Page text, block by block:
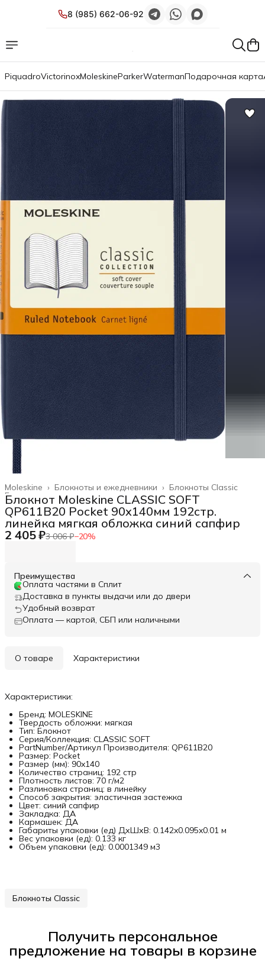
8 (985) 662-06-92
PiquadroVictorinoxMoleskineParkerWatermanПодарочная карта
Блокноты Classic
Блокноты и ежедневники ›
Moleskine ›
Главная ›
Блокнот Moleskine CLASSIC SOFT
QP611B20 Pocket 90x140мм 192стр.
линейка мягкая обложка синий сапфир
2 405 ₽3 006 ₽−20%
Преимущества
Оплата частями в Сплит
Доставка в пункты выдачи или до двери
Удобный возврат
Оплата — картой, СБП или наличными
О товаре Характеристики
Характеристики:
Бренд: MOLESKINE
Твердость обложки: мягкая
Тип: Блокнот
Серия/Коллекция: CLASSIC SOFT
PartNumber/Артикул Производителя: QP611B20
Размер: Pocket
Размер (мм): 90x140
Количество страниц: 192 стр
Плотность листов: 70 г/м2
Разлиновка страниц: в линейку
Способ закрытия: эластичная застежка
Цвет: синий сапфир
Закладка: ДА
Кармашек: ДА
Габариты упаковки (ед) ДхШхВ: 0.142x0.095x0.01 м
Вес упаковки (ед): 0.133 кг
Объем упаковки (ед): 0.0001349 м3
Блокноты Classic
Получить персональное
предложение на товары в корзине